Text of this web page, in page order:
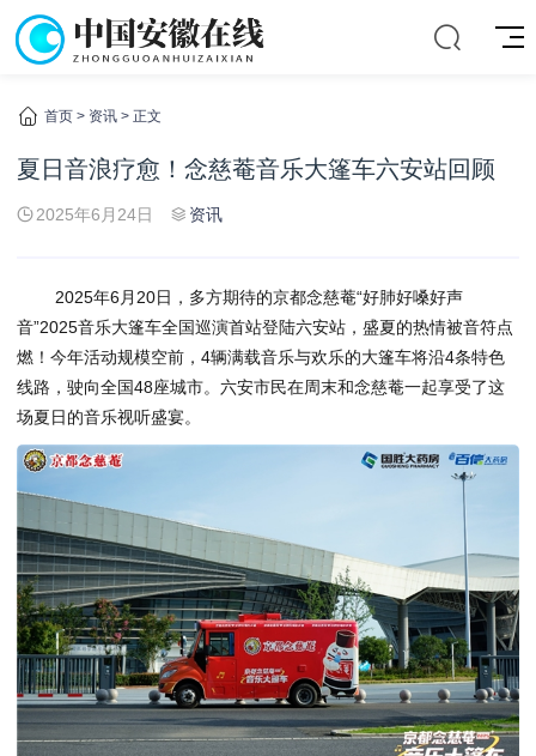
首页 > 资讯 > 正文
夏日音浪疗愈！念慈菴音乐大篷车六安站回顾
2025年6月24日 资讯
2025年6月20日，多方期待的京都念慈菴“好肺好嗓好声
音”2025音乐大篷车全国巡演首站登陆六安站，盛夏的热情被音符点
燃！今年活动规模空前，4辆满载音乐与欢乐的大篷车将沿4条特色
线路，驶向全国48座城市。六安市民在周末和念慈菴一起享受了这
场夏日的音乐视听盛宴。